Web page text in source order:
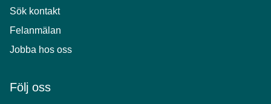
Sök kontakt
Felanmälan
Jobba hos oss
Följ oss